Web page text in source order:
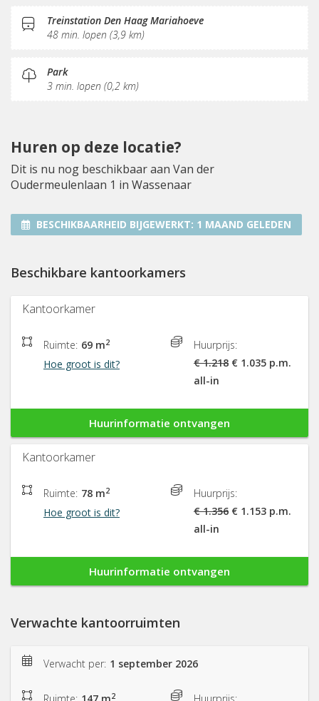
Fitnessruimte
Treinstation Den Haag Mariahoeve
48 min. lopen (3,9 km)
Park
3 min. lopen (0,2 km)
Huren op deze locatie?
Dit is nu nog beschikbaar aan Van der
Oudermeulenlaan 1 in Wassenaar
BESCHIKBAARHEID BIJGEWERKT: 1 MAAND GELEDEN
Beschikbare kantoorkamers
Kantoorkamer
Ruimte: 69 m2
Hoe groot is dit?
Huurprijs:
€ 1.218 € 1.035 p.m.
all-in
Huurinformatie ontvangen
Kantoorkamer
Ruimte: 78 m2
Hoe groot is dit?
Huurprijs:
€ 1.356 € 1.153 p.m.
all-in
Huurinformatie ontvangen
Verwachte kantoorruimten
Verwacht per: 1 september 2026
2